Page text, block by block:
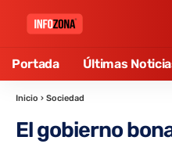
Portada Últimas
Inicio › Sociedad
El gobierno